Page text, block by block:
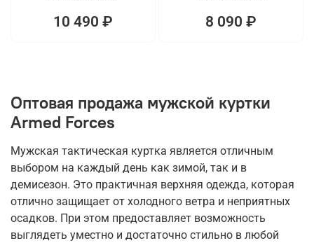
10 490 ₽ 8 090 ₽
Оптовая продажа мужской куртки
Armed Forces
Мужская тактическая куртка является отличным
выбором на каждый день как зимой, так и в
демисезон. Это практичная верхняя одежда, которая
отлично защищает от холодного ветра и неприятных
осадков. При этом предоставляет возможность
выглядеть уместно и достаточно стильно в любой